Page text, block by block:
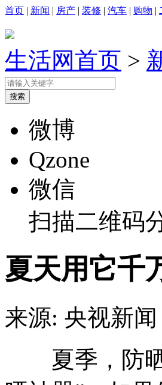
首页 | 新闻 | 房产 | 装修 | 汽车 | 购物 |
生活网首页 >
微博
Qzone
微信
扫描二维码
夏天用它千
来源: 央视新闻
夏季，防晒